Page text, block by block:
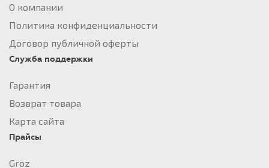
О компании
Политика конфиденциальности
Договор публичной оферты
Служба поддержки
Гарантия
Возврат товара
Карта сайта
Прайсы
Groz